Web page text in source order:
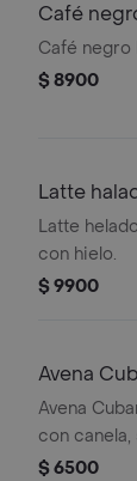
Café
Café negro
$ 8900
Latte
Latte
con hielo.
$ 9900
Avena
Avena
con canela,
$ 6500